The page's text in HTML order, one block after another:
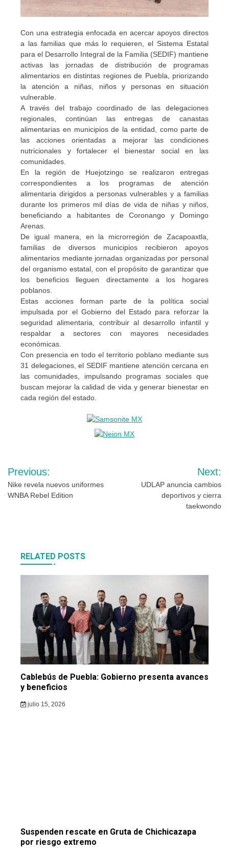
Con una estrategia enfocada en acercar apoyos directos
a las familias que más lo requieren, el Sistema Estatal
para el Desarrollo Integral de la Familia (SEDIF) mantiene
activas las jornadas de distribución de programas
alimentarios en distintas regiones de Puebla, priorizando
la atención a niñas, niños y personas en situación
vulnerable.
A través del trabajo coordinado de las delegaciones
regionales, continúan las entregas de canastas
alimentarias en municipios de la entidad, como parte de
las acciones orientadas a mejorar las condiciones
nutricionales y fortalecer el bienestar social en las
comunidades.
En la región de Huejotzingo se realizaron entregas
correspondientes a los programas de atención
alimentaria dirigidos a personas vulnerables y a familias
durante los primeros mil días de vida de niñas y niños,
beneficiando a habitantes de Coronango y Domingo
Arenas.
De igual manera, en la microrregión de Zacapoaxtla,
familias de diversos municipios recibieron apoyos
alimentarios mediante jornadas organizadas por personal
del organismo estatal, con el propósito de garantizar que
los beneficios lleguen directamente a los hogares
poblanos.
Estas acciones forman parte de la política social
impulsada por el Gobierno del Estado para reforzar la
seguridad alimentaria, contribuir al desarrollo infantil y
respaldar a sectores con mayores necesidades
económicas.
Con presencia en todo el territorio poblano mediante sus
31 delegaciones, el SEDIF mantiene atención cercana en
las comunidades, impulsando programas sociales que
buscan mejorar la calidad de vida y generar bienestar en
cada región del estado.
Navegación
de
Previous:
Nike revela nuevos uniformes
WNBA Rebel Edition
Next:
UDLAP anuncia cambios
deportivos y cierra
taekwondo
RELATED POSTS
Cablebús de Puebla: Gobierno presenta avances
y beneficios
julio 15, 2026
Suspenden rescate en Gruta de Chichicazapa
por riesgo extremo